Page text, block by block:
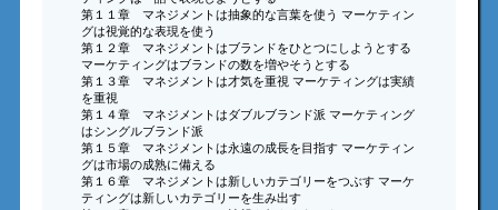
第１１章 マネジメントは抽象的な言葉を使う マーケティン
グは視覚的な表現を使う
第１２章 マネジメントはブランドをひとつにしようとする
マーケティングはブランドの数を増やそうとする
第１３章 マネジメントは才気を重視 マーケティングは実績
を重視
第１４章 マネジメントはダブルブランド派 マーケティング
はシングルブランド派
第１５章 マネジメントは永遠の成長を目指す マーケティン
グは市場の成熟に備える
第１６章 マネジメントは新しいカテゴリーをつぶす マーケ
ティングは新しいカテゴリーを生み出す